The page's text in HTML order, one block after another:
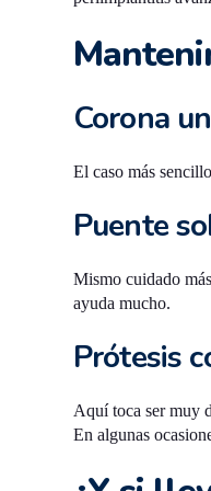
Corona
El caso más
Puente
Mismo cuidado más
ayuda mucho.
Prótesis
Aquí toca ser muy
En algunas